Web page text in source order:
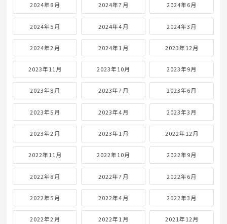
2024年8月 2024年7月 2024年6月
2024年5月 2024年4月 2024年3月
2024年2月 2024年1月 2023年12月
2023年11月 2023年10月 2023年9月
2023年8月 2023年7月 2023年6月
2023年5月 2023年4月 2023年3月
2023年2月 2023年1月 2022年12月
2022年11月 2022年10月 2022年9月
2022年8月 2022年7月 2022年6月
2022年5月 2022年4月 2022年3月
2022年2月 2022年1月 2021年12月